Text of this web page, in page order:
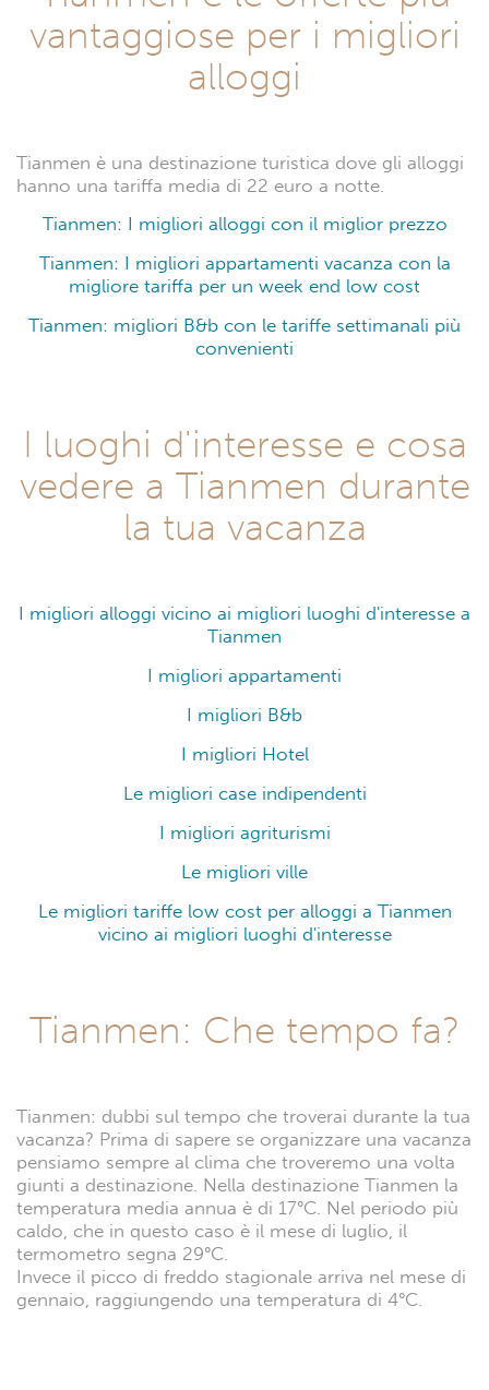
vantaggiose per i migliori
alloggi
Tianmen è una destinazione turistica dove gli alloggi
hanno una tariffa media di 22 euro a notte.
Tianmen: I migliori alloggi con il miglior prezzo
Tianmen: I migliori appartamenti vacanza con la
migliore tariffa per un week end low cost
Tianmen: migliori B&b con le tariffe settimanali più
convenienti
I luoghi d'interesse e cosa
vedere a Tianmen durante
la tua vacanza
I migliori alloggi vicino ai migliori luoghi d'interesse a
Tianmen
I migliori appartamenti
I migliori B&b
I migliori Hotel
Le migliori case indipendenti
I migliori agriturismi
Le migliori ville
Le migliori tariffe low cost per alloggi a Tianmen
vicino ai migliori luoghi d'interesse
Tianmen: Che tempo fa?
Tianmen: dubbi sul tempo che troverai durante la tua
vacanza? Prima di sapere se organizzare una vacanza
pensiamo sempre al clima che troveremo una volta
giunti a destinazione. Nella destinazione Tianmen la
temperatura media annua è di 17°C. Nel periodo più
caldo, che in questo caso è il mese di luglio, il
termometro segna 29°C.
Invece il picco di freddo stagionale arriva nel mese di
gennaio, raggiungendo una temperatura di 4°C.